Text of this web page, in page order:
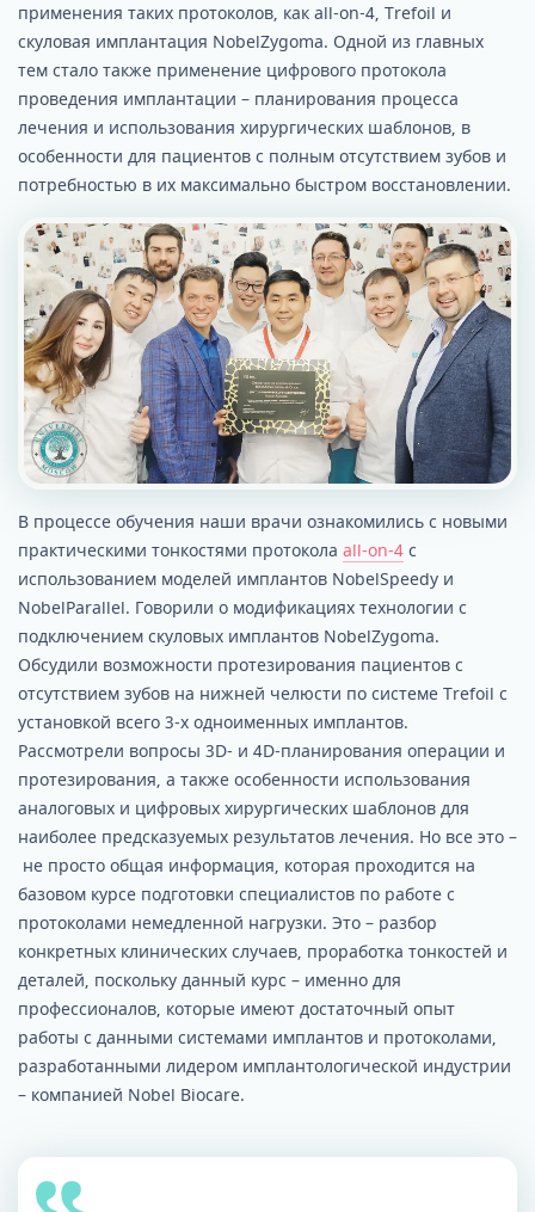
применения таких протоколов, как all-on-4, Trefoil и
скуловая имплантация NobelZygoma. Одной из главных
тем стало также применение цифрового протокола
проведения имплантации – планирования процесса
лечения и использования хирургических шаблонов, в
особенности для пациентов с полным отсутствием зубов и
потребностью в их максимально быстром восстановлении.
В процессе обучения наши врачи ознакомились с новыми
практическими тонкостями протокола all-on-4 с
использованием моделей имплантов NobelSpeedy и
NobelParallel. Говорили о модификациях технологии с
подключением скуловых имплантов NobelZygoma.
Обсудили возможности протезирования пациентов с
отсутствием зубов на нижней челюсти по системе Trefoil с
установкой всего 3-х одноименных имплантов.
Рассмотрели вопросы 3D- и 4D-планирования операции и
протезирования, а также особенности использования
аналоговых и цифровых хирургических шаблонов для
наиболее предсказуемых результатов лечения. Но все это –
не просто общая информация, которая проходится на
базовом курсе подготовки специалистов по работе с
протоколами немедленной нагрузки. Это – разбор
конкретных клинических случаев, проработка тонкостей и
деталей, поскольку данный курс – именно для
профессионалов, которые имеют достаточный опыт
работы с данными системами имплантов и протоколами,
разработанными лидером имплантологической индустрии
– компанией Nobel Biocare.